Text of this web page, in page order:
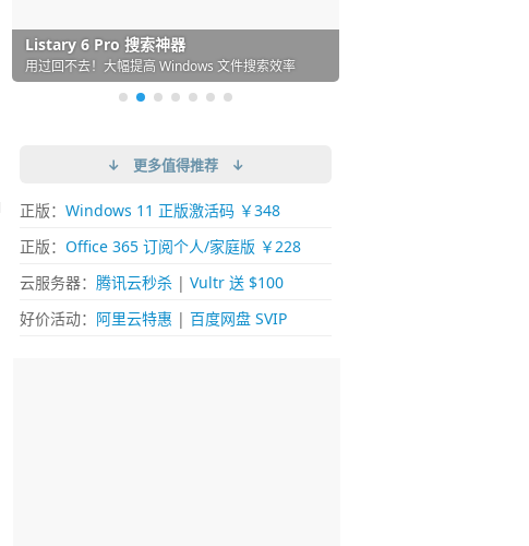
IDM 必备的下载神器
超强的 Windows 平台下载工具
Listary 6 Pro 搜索神器
用过回不去！大幅提高 Windows 文件搜索效率
Fences 桌面图标自动整理/美化神器
懒人必备！图标再多桌面也不再凌乱！
Parallels Desktop 虚拟机
在 Mac 上流畅运行 Windows (支持 M 芯片)
Downie 下载网络视频的神器 (Mac)
一键下视频，超简单好用！谁用谁知道
Typora - 极简好用的 Markdown 编辑器
颠覆写作体验！跨平台支持 Win / Mac
↓ 更多值得推荐 ↓
正版： Windows 11 正版激活码 ￥348
正版： Office 365 订阅个人/家庭版 ￥228
云服务器： 腾讯云秒杀| Vultr 送 $100
好价活动： 阿里云特惠 | 百度网盘 SVIP